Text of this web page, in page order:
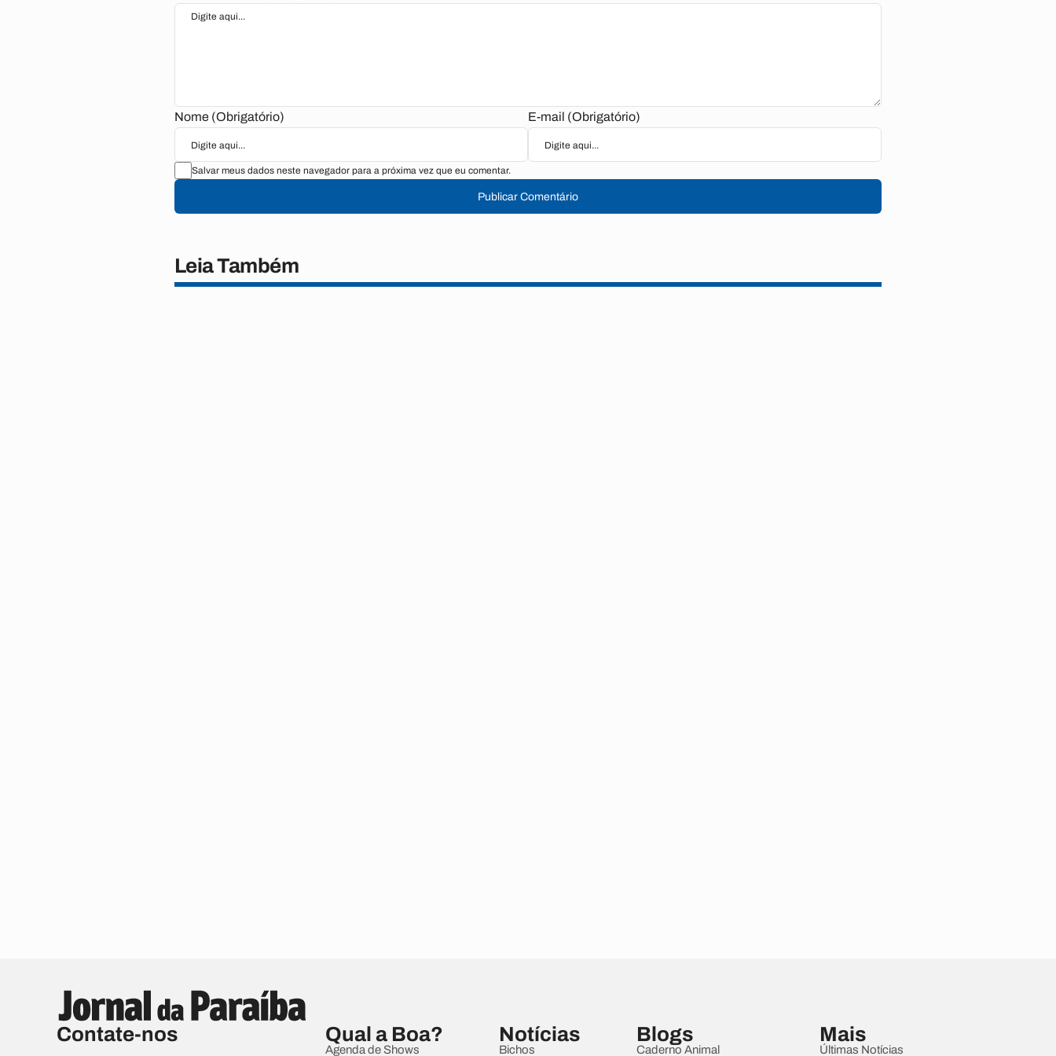
Nome (Obrigatório) E-mail (Obrigatório)
Salvar meus dados neste navegador para a próxima vez que eu comentar.
Publicar Comentário
Leia Também
Contate-nos Qual a Boa?
Agenda de Shows
Notícias
Bichos
Blogs
Caderno Animal
Mais
Últimas Notícias